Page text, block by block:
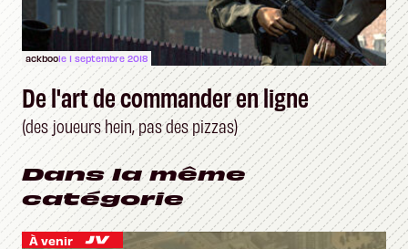
ackboole 1 septembre 2018
De l'art de commander en ligne
(des joueurs hein, pas des pizzas)
Dans la même
catégorie
À venir